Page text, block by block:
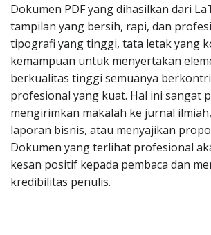
Dokumen PDF yang dihasilkan dari
tampilan yang bersih, rapi, dan
tipografi yang tinggi, tata letak yang
kemampuan untuk menyertakan
berkualitas tinggi semuanya
profesional yang kuat. Hal ini sangat
mengirimkan makalah ke jurnal
laporan bisnis, atau menyajikan
Dokumen yang terlihat profesional
kesan positif kepada pembaca dan
kredibilitas penulis.